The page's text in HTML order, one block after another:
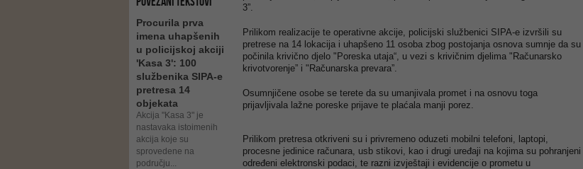
Procurila prva
imena uhapšenih
u policijskoj akciji
'Kasa 3': 100
službenika SIPA-e
pretresa 14
objekata
Akcija "Kasa 3" je
nastavaka istoimenih
akcija koje su
sprovedene na
području...
3”.
Prilikom realizacije te operativne akcije, policijski službenici SIPA-e izvršili su
pretrese na 14 lokacija i uhapšeno 11 osoba zbog postojanja osnova sumnje da su
počinila krivično djelo "Poreska utaja“, u vezi s krivičnim djelima "Računarsko
krivotvorenje” i "Računarska prevara”.
Osumnjičene osobe se terete da su umanjivala promet i na osnovu toga
prijavljivala lažne poreske prijave te plaćala manji porez.
Prilikom pretresa otkriveni su i privremeno oduzeti mobilni telefoni, laptopi,
procesne jedinice računara, usb stikovi, kao i drugi uređaji na kojima su pohranjeni
određeni elektronski podaci, te razni izvještaji i evidencije o prometu u